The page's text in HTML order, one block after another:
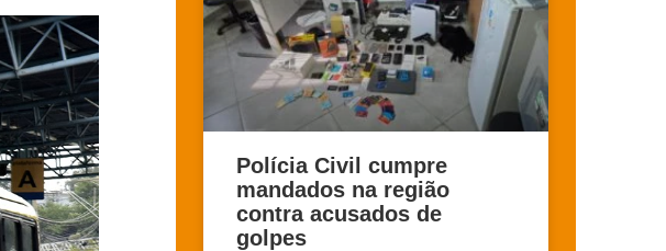
Polícia Civil cumpre
mandados na região
contra acusados de
golpes